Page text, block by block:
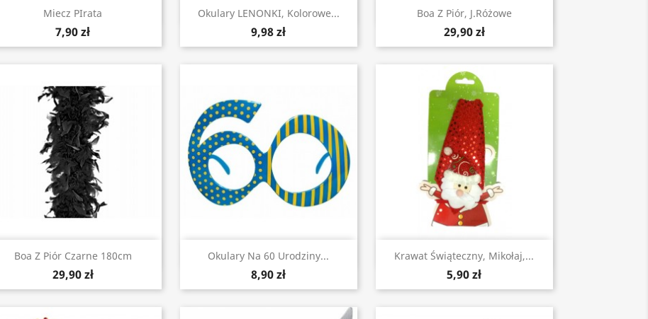
Miecz PIrata
7,90 zł
Szybki podgląd Okulary LENONKI, Kolorowe...
9,98 zł
 Szybki podgląd Boa Z Piór, J.różowe
29,90 zł
Szybki podgląd
Boa Z Piór Czarne 180cm
29,90 zł
Szybki podgląd Okulary Na 60 Urodziny...
8,90 zł
Szybki podgląd Krawat Świąteczny, Mikołaj,...
5,90 zł
Szybki podgląd